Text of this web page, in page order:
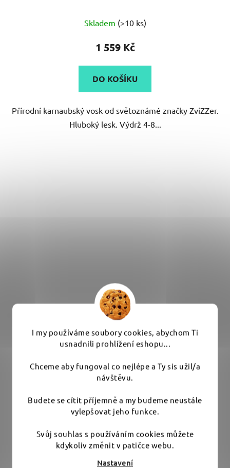
I my používáme soubory cookies, abychom Ti
usnadnili prohlížení eshopu...
Chceme aby fungoval co nejlépe a Ty sis užil/a
návštěvu.
Budete se cítit příjemně a my budeme neustále
vylepšovat jeho funkce.
Svůj souhlas s používáním cookies můžete
kdykoliv změnit v patičce webu.
Nastavení
Skladem (>10 ks)
1 559 Kč
DO KOŠÍKU
Přírodní karnaubský vosk od světoznámé značky ZviZZer.
Hluboký lesk. Výdrž 4-8...
Koch Chemie Hand Wax W0.01 175 ml - prémiový
tuhý vosk
Skladem (1 ks)
3 184 Kč
DO KOŠÍKU